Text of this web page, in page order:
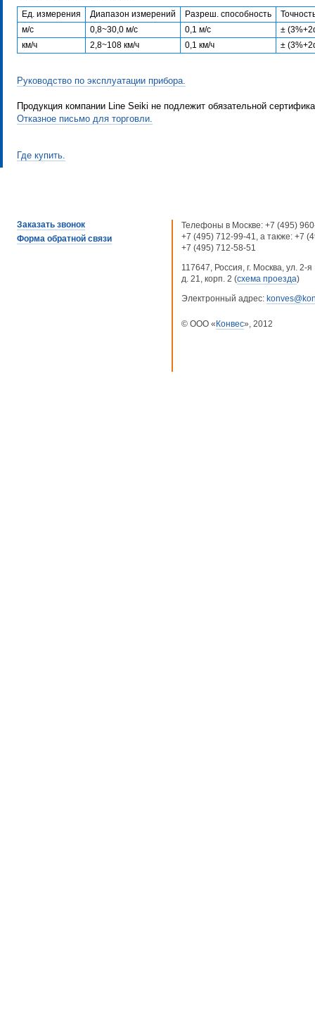
Ед. измерения Диапазон измерений Разреш. способность
м/с
0,8~30,0 м/с 0,1 м/с
±
км/ч
2,8~108 км/ч 0,1 км/ч ±
Руководство по эксплуатации прибора.
Продукция компании Line Seiki не подлежит обязательной
Отказное письмо для торговли.
Где купить.
Заказать звонок
Форма обратной связи
Телефоны в Москве: +7 (495)
+7 (495) 712-99-41, а также: +7
+7 (495) 712-58-51
117647, Россия, г. Москва, ул. 2-
д. 21, корп. 2 (схема проезда)
Электронный адрес:
© ООО « Конвес», 2012